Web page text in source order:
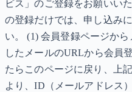
ビス」のご登録をお願いい
の登録だけでは、申し込み
い。 (1) 会員登録ページか
したメールのURLから会員
たらこのページに戻り、上
より、ID（メールアドレス